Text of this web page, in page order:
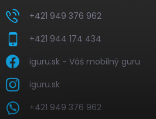
+421 949 376 962
+421 944 174 434
iguru.sk - Váš mobilný guru
iguru.sk
+421 949 376 962